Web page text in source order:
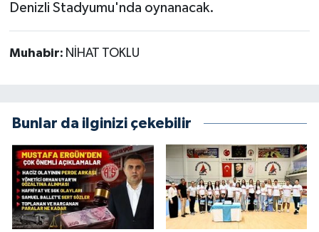
Denizli Stadyumu'nda oynanacak.
Muhabir: NİHAT TOKLU
Bunlar da ilginizi çekebilir